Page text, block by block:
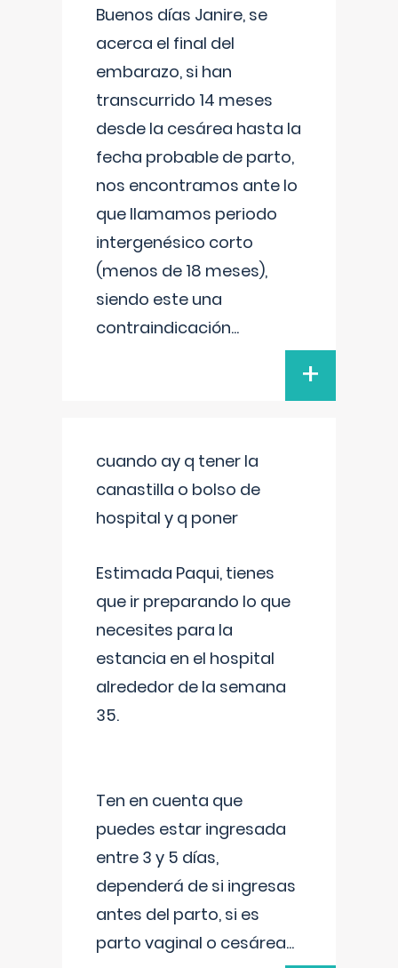
Buenos días Janire, se
acerca el final del
embarazo, si han
transcurrido 14 meses
desde la cesárea hasta la
fecha probable de parto,
nos encontramos ante lo
que llamamos periodo
intergenésico corto
(menos de 18 meses),
siendo este una
contraindicación...
+
cuando ay q tener la
canastilla o bolso de
hospital y q poner
Estimada Paqui, tienes
que ir preparando lo que
necesites para la
estancia en el hospital
alrededor de la semana
35.
Ten en cuenta que
puedes estar ingresada
entre 3 y 5 días,
dependerá de si ingresas
antes del parto, si es
parto vaginal o cesárea...